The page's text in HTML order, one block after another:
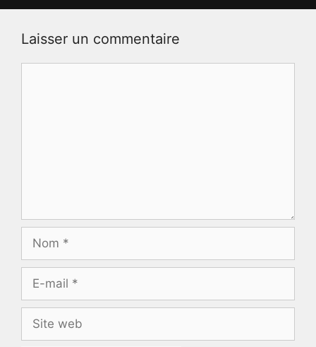
Laisser un commentaire
mail
web